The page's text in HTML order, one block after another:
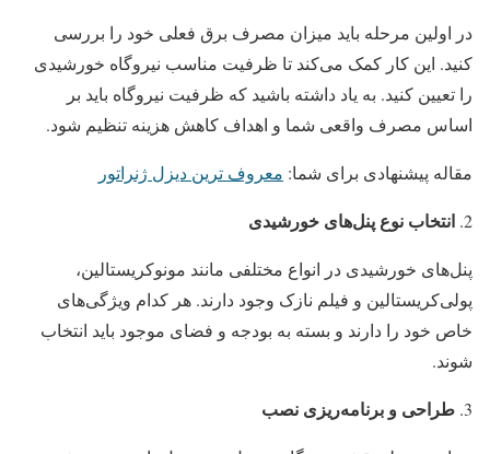
در اولین مرحله باید میزان مصرف برق فعلی خود را بررسی
کنید. این کار کمک می‌کند تا ظرفیت مناسب نیروگاه خورشیدی
را تعیین کنید. به یاد داشته باشید که ظرفیت نیروگاه باید بر
اساس مصرف واقعی شما و اهداف کاهش هزینه تنظیم شود.
مقاله پیشنهادی برای شما: معروف ترین دیزل ژنراتور
انتخاب نوع پنل‌های خورشیدی
پنل‌های خورشیدی در انواع مختلفی مانند مونوکریستالین،
پولی‌کریستالین و فیلم نازک وجود دارند. هر کدام ویژگی‌های
خاص خود را دارند و بسته به بودجه و فضای موجود باید انتخاب
شوند.
طراحی و برنامه‌ریزی نصب